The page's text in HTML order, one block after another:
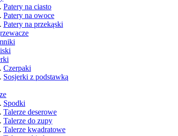
Patery na ciasto
Patery na owoce
Patery na przekąski
Czerpaki
Sosjerki z podstawką
Spodki
Talerze deserowe
Talerze do zupy
Talerze kwadratowe